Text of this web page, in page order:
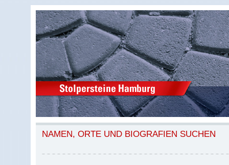
NAMEN, ORTE UND BIOGRAFIEN SUCHEN